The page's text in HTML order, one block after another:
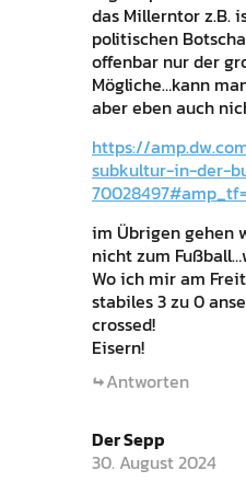
das Millerntor z.B.
politischen
offenbar nur der
Mögliche…kann
aber eben auch
https://
subkultur-in-der-
im Übrigen gehen
nicht zum
Wo ich mir am
stabiles 3 zu 0
crossed!
Eisern!
Antworten
Der Sepp
30. August 2024